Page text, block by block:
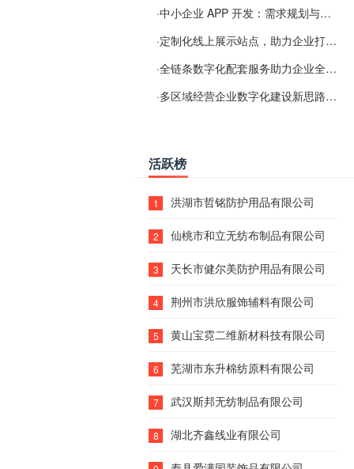
·中小企业 APP 开发：需求规划与项目落地避坑经验分享
·定制化线上展示站点，助力企业打通线上经营渠道
·全链条数字化配套服务助力企业全域线上经营
·多区域经营企业数字化建设新思路：多端载体与地域检索一体化落地思路分享
活跃榜
1 洪湖市哲铭防护用品有限公司
2 仙桃市和立无纺布制品有限公司
3 天长市健尔美防护用品有限公司
4 荆州市洪欣服饰辅料有限公司
5 黄山宝霓二维新材科技有限公司
6 芜湖市东升棉纺原料有限公司
7 武汉斯邦无纺制品有限公司
8 湖北齐鑫线业有限公司